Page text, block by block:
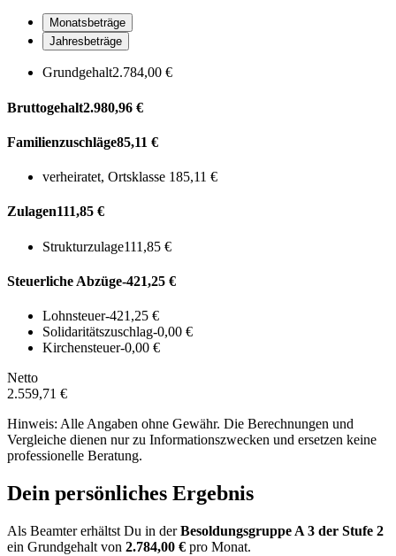
Monatsbeträge
Jahresbeträge
Grundgehalt2.784,00 €
Bruttogehalt2.980,96 €
Familienzuschläge85,11 €
verheiratet, Ortsklasse 185,11 €
Zulagen111,85 €
Strukturzulage111,85 €
Steuerliche Abzüge-421,25 €
Lohnsteuer-421,25 €
Solidaritätszuschlag-0,00 €
Kirchensteuer-0,00 €
Netto
2.559,71 €
Hinweis: Alle Angaben ohne Gewähr. Die Berechnungen und
Vergleiche dienen nur zu Informationszwecken und ersetzen keine
professionelle Beratung.
Dein persönliches Ergebnis
Als Beamter erhältst Du in derBesoldungsgruppe A 3 der Stufe 2
ein Grundgehalt von 2.784,00 € pro Monat.